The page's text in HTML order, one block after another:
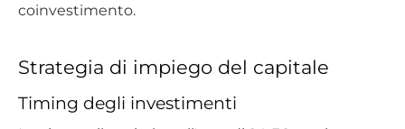
coinvestimento.
Strategia di impiego del capitale
Timing degli investimenti